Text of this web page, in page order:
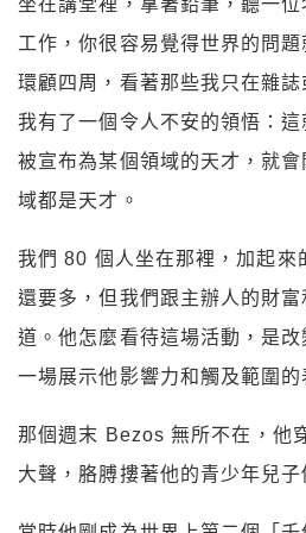
工作，你很容易覺得世界的問
環顧四周，看著那些我只在雜誌
我有了一個令人不安的領悟：這
被宣布為某個領域的天才，就
域都是天才。
我們 80 個人坐在那裡，加起來
還要多，但我們跟主辦人的財
道。他怎麼看待這場活動，是
一場展示他影響力和觸及範圍的
那個週末 Bezos 無所不在，他
大聲，胳膊摟著他的青少年兒子